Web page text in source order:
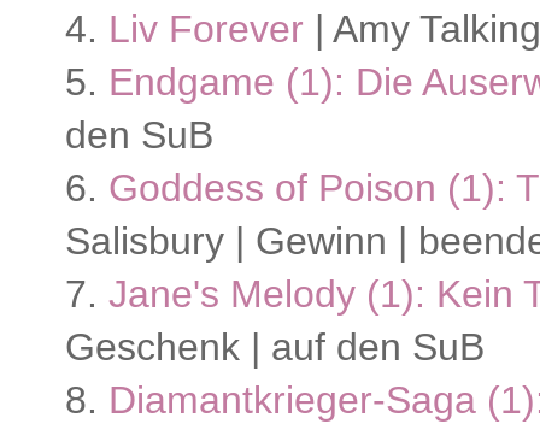
4. Liv Forever | Amy
5. Endgame (1): Die
den SuB
6. Goddess of Poison (1):
Salisbury | Gewinn |
7. Jane's Melody (1): Kein
Geschenk | auf den SuB
8. Diamantkrieger-Saga